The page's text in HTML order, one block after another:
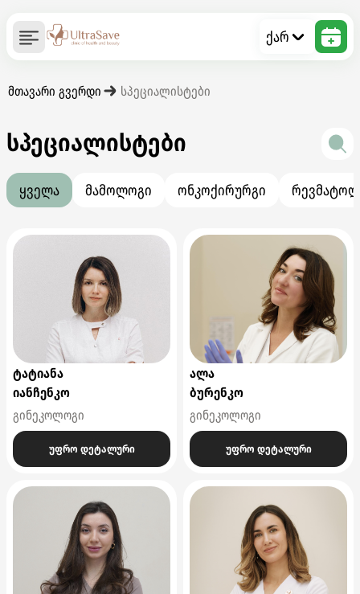
ქარ
მთავარი გვერდი სპეციალისტები
სპეციალისტები
ყველა მამოლოგი ონკოქირურგი
ტატიანა
იანჩენკო
გინეკოლოგი
უფრო დეტალური
ალა
ბურენკო
გინეკოლოგი
უფრო დეტალური